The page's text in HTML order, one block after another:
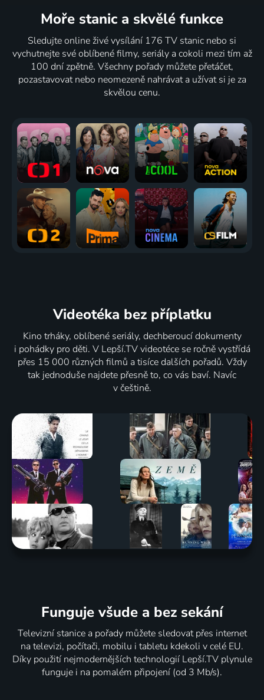
Moře stanic a skvělé funkce
Sledujte online živé vysílání 176 TV stanic nebo si
vychutnejte své oblíbené filmy, seriály a cokoli mezi tím až
100 dní zpětně. Všechny pořady můžete přetáčet,
pozastavovat nebo neomezeně nahrávat a užívat si je za
skvělou cenu.
Videotéka bez příplatku
Kino trháky, oblíbené seriály, dechberoucí dokumenty
i pohádky pro děti. V Lepší.TV videotéce se ročně vystřídá
přes 15 000 různých filmů a tisíce dalších pořadů. Vždy
tak jednoduše najdete přesně to, co vás baví. Navíc
v češtině.
Funguje všude a bez sekání
Televizní stanice a pořady můžete sledovat přes internet
na televizi, počítači, mobilu i tabletu kdekoli v celé EU.
Díky použití nejmodernějších technologií Lepší.TV plynule
funguje i na pomalém připojení (od 3 Mb/s).